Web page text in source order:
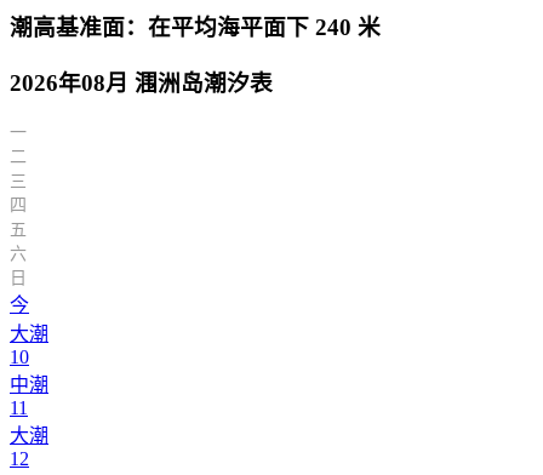
潮高基准面：在平均海平面下 240 米
2026年08月 涠洲岛潮汐表
一
二
三
四
五
六
日
今
大潮
10
中潮
11
大潮
12